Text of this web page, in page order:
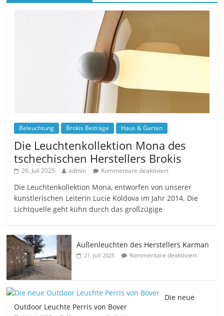
Beleuchtung Brokis Beiträge Haus & Garten
Die Leuchtenkollektion Mona des
tschechischen Herstellers Brokis
26. Juli 2025 admin Kommentare deaktiviert
Die Leuchtenkollektion Mona, entworfen von unserer
künstlerischen Leiterin Lucie Koldova im Jahr 2014. Die
Lichtquelle geht kühn durch das großzügige
Außenleuchten des Herstellers Karman
21. Juli 2025 Kommentare deaktiviert
Die neue
Outdoor Leuchte Perris von Bover